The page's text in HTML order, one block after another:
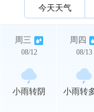
今天天气
周三
08/12
小雨转阴
周四
08/13
小雨转